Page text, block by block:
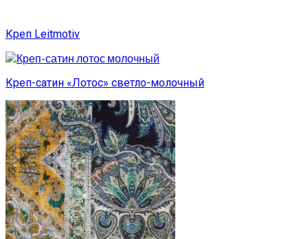
Креп Leitmotiv
Креп-сатин «Лотос» светло-молочный